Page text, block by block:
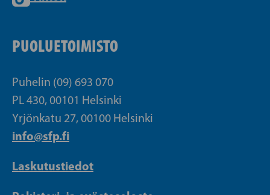
PUOLUETOIMISTO
Puhelin (09) 693 070
PL 430, 00101 Helsinki
Yrjönkatu 27, 00100 Helsinki
info@sfp.fi
Laskutustiedot